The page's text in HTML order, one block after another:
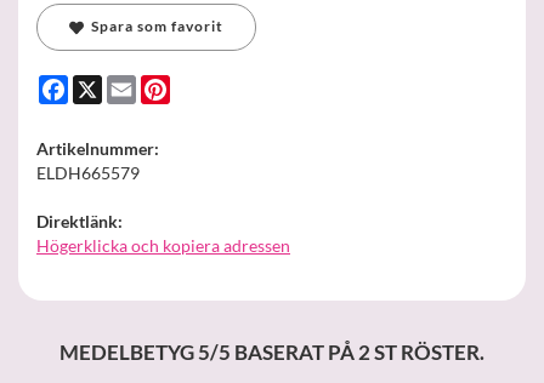
Spara som favorit
Facebook
X Email
Artikelnummer:
ELDH665579
Direktlänk:
Högerklicka och kopiera adressen
MEDELBETYG5/5 BASERAT PÅ2ST RÖSTER.